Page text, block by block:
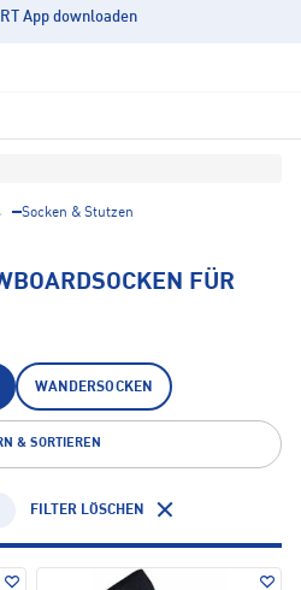
App downloaden
Socken & Stutzen
FÜR
WANDERSOCKEN
& SORTIEREN
FILTER LÖSCHEN